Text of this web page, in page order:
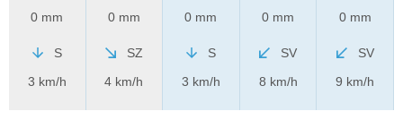
0 mm
S
3 km/h
0 mm
SZ
4 km/h
0 mm
S
3 km/h
0 mm
SV
8 km/h
0 mm
SV
9 km/h